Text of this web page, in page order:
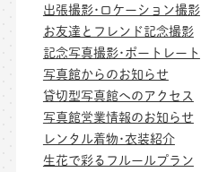
出張撮影･ロケーション撮影
お友達とフレンド記念撮影
記念写真撮影･ポートレート
写真館からのお知らせ
貸切型写真館へのアクセス
写真館営業情報のお知らせ
レンタル着物･衣装紹介
生花で彩るフルールプラン